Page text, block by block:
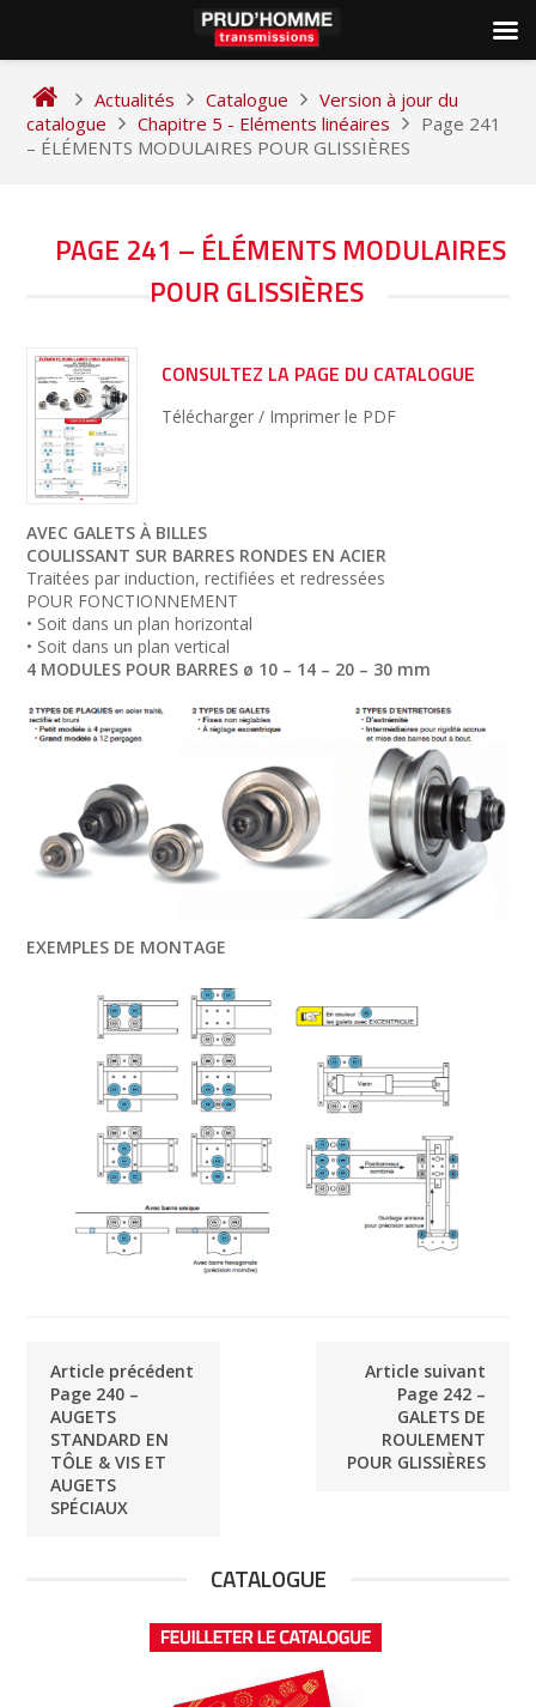
content
Actualités Catalogue
Version à jour du
catalogue
Chapitre 5 - Eléments linéaires
Page 241
– ÉLÉMENTS MODULAIRES POUR GLISSIÈRES
PAGE 241 – ÉLÉMENTS MODULAIRES
POUR GLISSIÈRES
CONSULTEZ LA PAGE DU CATALOGUE
Télécharger / Imprimer le PDF
AVEC GALETS À BILLES
COULISSANT SUR BARRES RONDES EN ACIER
Traitées par induction, rectifiées et redressées
POUR FONCTIONNEMENT
• Soit dans un plan horizontal
• Soit dans un plan vertical
4 MODULES POUR BARRES ø 10 – 14 – 20 – 30 mm
EXEMPLES DE MONTAGE
NAVIGATION
Article précédent
Page 240 –
AUGETS
STANDARD EN
TÔLE & VIS ET
AUGETS
SPÉCIAUX
Article suivant
Page 242 –
GALETS DE
ROULEMENT
POUR GLISSIÈRES
CATALOGUE